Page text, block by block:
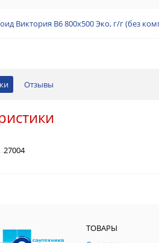
Виктория В6 800х500 Эко, г/г (без
Отзывы
27004
ТОВАРЫ